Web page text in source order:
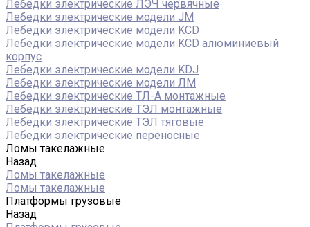
Лебедки электрические ЛЭЧ червячные
Лебедки электрические модели JM
Лебедки электрические модели KCD
Лебедки электрические модели KCD алюминиевый
корпус
Лебедки электрические модели KDJ
Лебедки электрические модели ЛМ
Лебедки электрические ТЛ-А монтажные
Лебедки электрические ТЭЛ монтажные
Лебедки электрические ТЭЛ тяговые
Лебедки электрические переносные
Ломы такелажные
Назад
Ломы такелажные
Ломы такелажные
Платформы грузовые
Назад